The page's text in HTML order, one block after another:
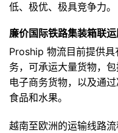
低、极优、极具竞争力。
廉价国际铁路集装箱联
Proship 物流目前提供
务，可承运大量货物，
电子商务货物，以及通
食品和水果。
越南至欧洲的运输线路